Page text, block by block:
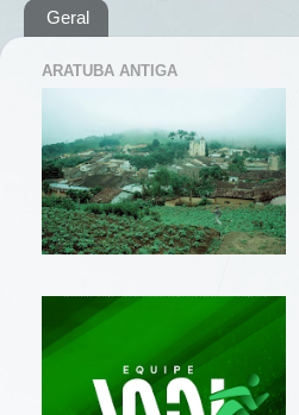
Geral
ARATUBA ANTIGA